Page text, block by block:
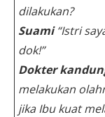
dilakukan?
Suami“Istri
dok!”
Dokter
melakukan
jika Ibu kuat